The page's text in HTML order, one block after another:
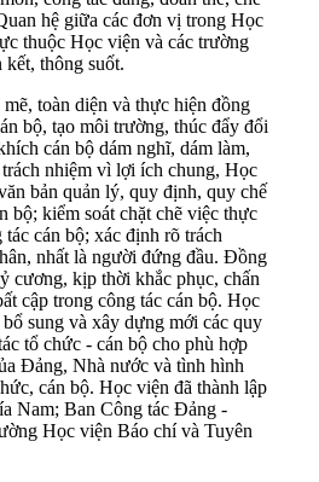
hệ giữa các đơn vị trong Học
thuộc Học viện và các trường
kết, thông suốt.
toàn diện và thực hiện đồng
bộ, tạo môi trường, thúc đẩy đổi
cán bộ dám nghĩ, dám làm,
nhiệm vì lợi ích chung, Học
bản quản lý, quy định, quy chế
bộ; kiểm soát chặt chẽ việc thực
tác cán bộ; xác định rõ trách
nhất là người đứng đầu. Đồng
cương, kịp thời khắc phục, chấn
cập trong công tác cán bộ. Học
sung và xây dựng mới các quy
tổ chức - cán bộ cho phù hợp
Đảng, Nhà nước và tình hình
cán bộ. Học viện đã thành lập
Nam; Ban Công tác Đảng -
Học viện Báo chí và Tuyên